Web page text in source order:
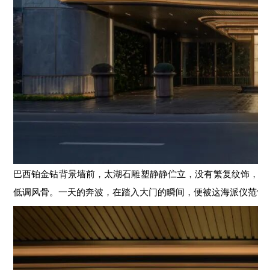
巴西铂金钻背景墙前，太湖石雕塑静静伫立，没有繁复纹饰
低调风骨。一天的奔波，在踏入大门的瞬间，便被这海派仪